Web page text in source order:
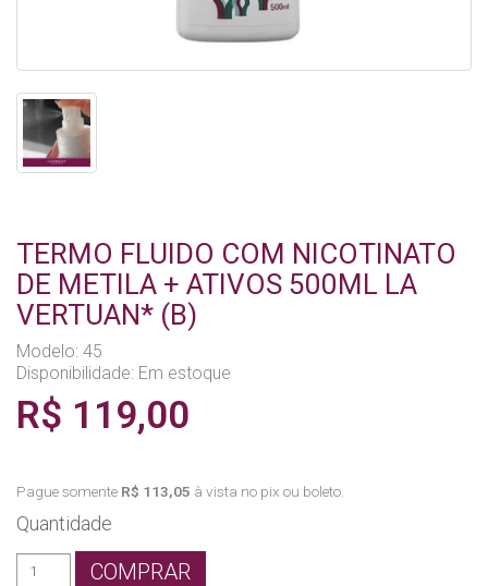
TERMO FLUIDO COM NICOTINATO
DE METILA + ATIVOS 500ML LA
VERTUAN* (B)
Modelo: 45
Disponibilidade: Em estoque
R$ 119,00
Pague somente R$ 113,05 à vista no pix ou boleto.
Quantidade
COMPRAR